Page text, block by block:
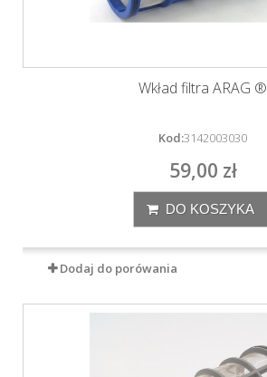
Wkład filtra ARAG ®
Kod:3142003030
59,00 zł
DO KOSZYKA
Dodaj do porówania